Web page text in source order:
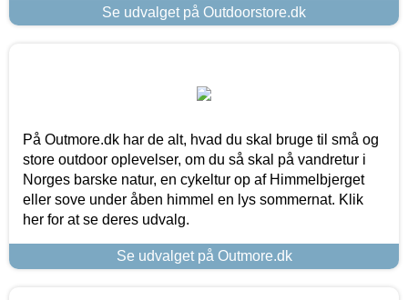
Se udvalget på Outdoorstore.dk
På Outmore.dk har de alt, hvad du skal bruge til små og
store outdoor oplevelser, om du så skal på vandretur i
Norges barske natur, en cykeltur op af Himmelbjerget
eller sove under åben himmel en lys sommernat. Klik
her for at se deres udvalg.
Se udvalget på Outmore.dk